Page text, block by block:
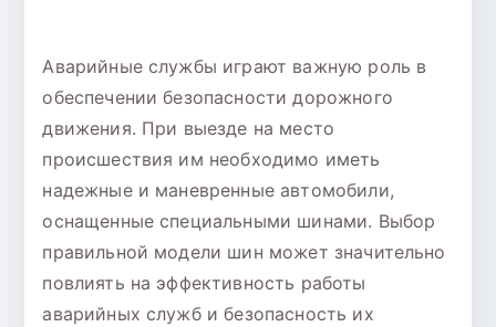
Аварийные службы играют важную роль в
обеспечении безопасности дорожного
движения. При выезде на место
происшествия им необходимо иметь
надежные и маневренные автомобили,
оснащенные специальными шинами. Выбор
правильной модели шин может значительно
повлиять на эффективность работы
аварийных служб и безопасность их